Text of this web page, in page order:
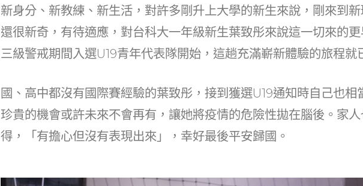
o
o
k
n
新身分、新教練、新生活，對許多剛升上大學的新生來說，剛來到
還很新奇，有待適應，對台科大一年級新生葉致彤來說這一切來的
三級警戒期間入選U19青年代表隊開始，這趟充滿嶄新體驗的旅程就
國、高中都沒有國際賽經驗的葉致彤，接到獲選U19通知時自己也相
珍貴的機會或許未來不會再有，讓她將疫情的危險性拋在腦後。家
得，「有擔心但沒有表現出來」，幸好最後平安歸國。